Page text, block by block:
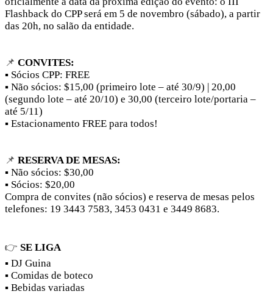
Flashback do CPP será em 5 de novembro (sábado), a partir
das 20h, no salão da entidade.
📌 CONVITES:
▪ Sócios CPP: FREE
▪ Não sócios: $15,00 (primeiro lote – até 30/9) | 20,00
(segundo lote – até 20/10) e 30,00 (terceiro lote/portaria –
até 5/11)
▪ Estacionamento FREE para todos!
📌 RESERVA DE MESAS:
▪ Não sócios: $30,00
▪ Sócios: $20,00
Compra de convites (não sócios) e reserva de mesas pelos
telefones: 19 3443 7583, 3453 0431 e 3449 8683.
👉 SE LIGA
▪ DJ Guina
▪ Comidas de boteco
▪ Bebidas variadas